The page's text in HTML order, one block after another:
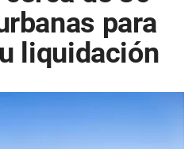
para
liquidación